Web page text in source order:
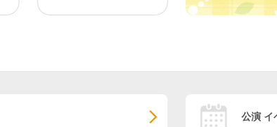
公演 イ